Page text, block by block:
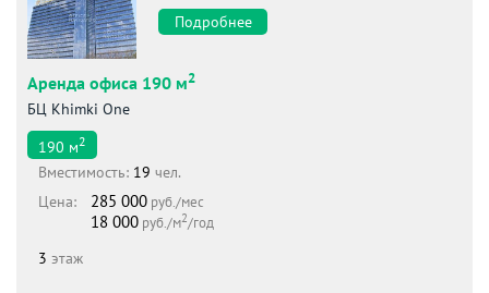
Подробнее
Аренда офиса 190 м2
БЦ Khimki One
190 м2
Вместимоcть: 19 чел.
Цена:
285 000 руб./мес
18 000 руб./м2/год
3 этаж